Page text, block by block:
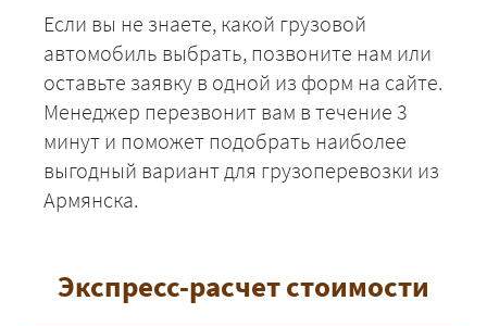
Если вы не знаете, какой грузовой
автомобиль выбрать, позвоните нам или
оставьте заявку в одной из форм на сайте.
Менеджер перезвонит вам в течение 3
минут и поможет подобрать наиболее
выгодный вариант для грузоперевозки из
Армянска.
Экспресс-расчет стоимости